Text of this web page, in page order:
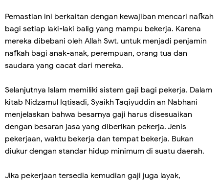
Pemastian ini berkaitan dengan kewajiban mencari nafkah
bagi setiap laki-laki balig yang mampu bekerja. Karena
mereka dibebani oleh Allah Swt. untuk menjadi penjamin
nafkah bagi anak-anak, perempuan, orang tua dan
saudara yang cacat dari mereka.
Selanjutnya Islam memiliki sistem gaji bagi pekerja. Dalam
kitab Nidzamul Iqtisadi, Syaikh Taqiyuddin an Nabhani
menjelaskan bahwa besarnya gaji harus disesuaikan
dengan besaran jasa yang diberikan pekerja. Jenis
pekerjaan, waktu bekerja dan tempat bekerja. Bukan
diukur dengan standar hidup minimum di suatu daerah.
Jika pekerjaan tersedia kemudian gaji juga layak,